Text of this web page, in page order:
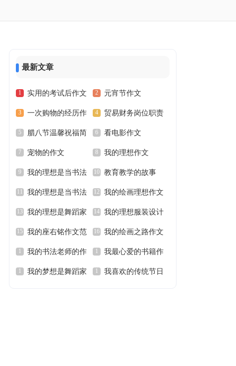
最新文章
实用的考试后作文 元宵节作文
一次购物的经历作
文300字
贸易财务岗位职责
腊八节温馨祝福简
短文案
看电影作文
宠物的作文 我的理想作文
我的理想是当书法
家作文
教育教学的故事
我的理想是当书法
家作文范文
我的绘画理想作文
600字
我的理想是舞蹈家
作文
我的理想服装设计
师作文
我的座右铭作文范
文
我的绘画之路作文
我的书法老师的作
文
我最心爱的书籍作
文
我的梦想是舞蹈家 我喜欢的传统节日